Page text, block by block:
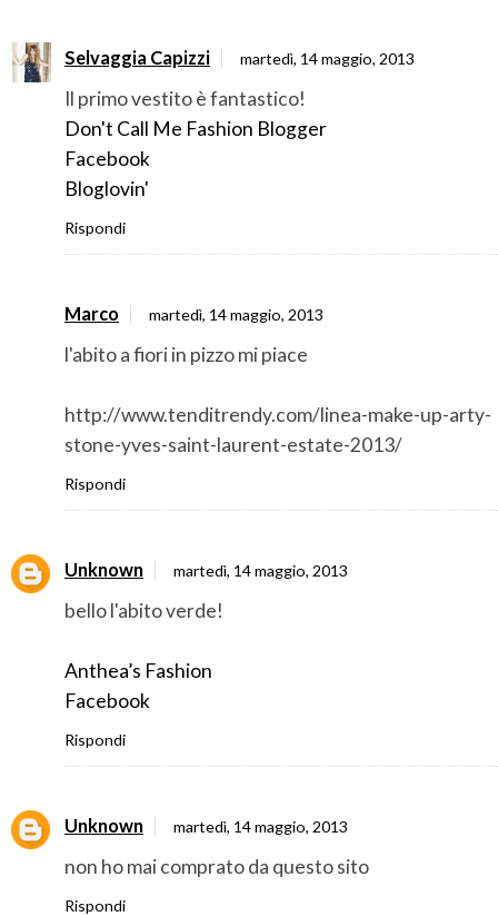
Selvaggia Capizzi martedì, 14 maggio, 2013
Il primo vestito è fantastico!
Don't Call Me Fashion Blogger
Facebook
Bloglovin'
Rispondi
Marco martedì, 14 maggio, 2013
l'abito a fiori in pizzo mi piace
http://www.tenditrendy.com/linea-make-up-arty-
stone-yves-saint-laurent-estate-2013/
Rispondi
Unknown martedì, 14 maggio, 2013
bello l'abito verde!
Anthea’s Fashion
Facebook
Rispondi
Unknown martedì, 14 maggio, 2013
non ho mai comprato da questo sito
Rispondi